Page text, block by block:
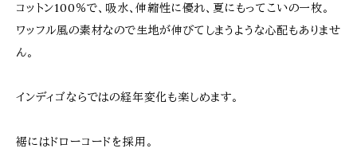
コットン100％で、吸水、伸縮性に優れ、夏にもってこいの一枚。
ワッフル風の素材なので生地が伸びてしまうような心配もありませ
ん。
インディゴならではの経年変化も楽しめます。
裾にはドローコードを採用。